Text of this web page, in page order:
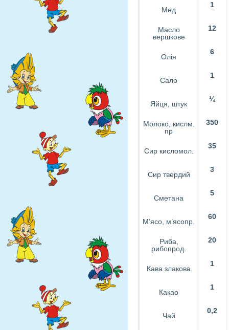
Мед
1
Масло
вершкове
12
Олія
6
Сало
1
Яйця, штук
¼
Молоко, кислм.
пр
350
Сир кисломол.
35
Сир твердий
3
Сметана
5
М’ясо, м’ясопр.
60
Риба,
рибопрод.
20
Кава злакова
1
Какао
1
Чай
0,2